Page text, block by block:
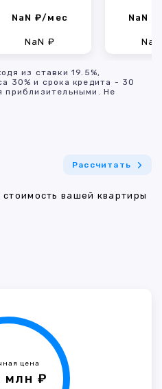
NaN ₽/мес
NaN ₽
NaN
из ставки 19.5%,
30% и срока кредита - 30
приблизительными. Не
Рассчитать
вашей квартиры
цена
млн ₽